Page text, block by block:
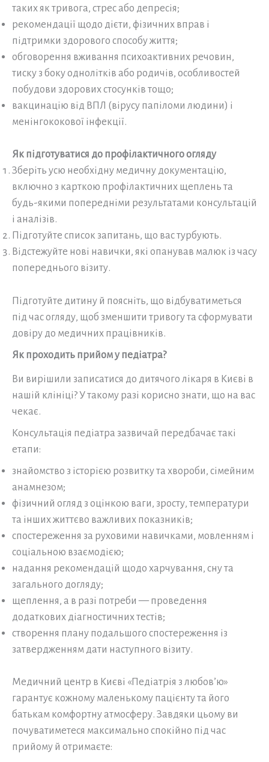
таких як тривога, стрес або депресія;
рекомендації щодо дієти, фізичних вправ і
підтримки здорового способу життя;
обговорення вживання психоактивних речовин,
тиску з боку однолітків або родичів, особливостей
побудови здорових стосунків тощо;
вакцинацію від ВПЛ (вірусу папіломи людини) і
менінгококової інфекції.
Як підготуватися до профілактичного огляду
Зберіть усю необхідну медичну документацію,
включно з карткою профілактичних щеплень та
будь-якими попередніми результатами консультацій
і аналізів.
Підготуйте список запитань, що вас турбують.
Відстежуйте нові навички, які опанував малюк із часу
попереднього візиту.
Підготуйте дитину й поясніть, що відбуватиметься
під час огляду, щоб зменшити тривогу та сформувати
довіру до медичних працівників.
Як проходить прийом у педіатра?
Ви вирішили записатися до дитячого лікаря в Києві в
нашій клініці? У такому разі корисно знати, що на вас
чекає.
Консультація педіатра зазвичай передбачає такі
етапи:
знайомство з історією розвитку та хвороби, сімейним
анамнезом;
фізичний огляд з оцінкою ваги, зросту, температури
та інших життєво важливих показників;
спостереження за руховими навичками, мовленням і
соціальною взаємодією;
надання рекомендацій щодо харчування, сну та
загального догляду;
щеплення, а в разі потреби — проведення
додаткових діагностичних тестів;
створення плану подальшого спостереження із
затвердженням дати наступного візиту.
Медичний центр в Києві «Педіатрія з любов’ю»
гарантує кожному маленькому пацієнту та його
батькам комфортну атмосферу. Завдяки цьому ви
почуватиметеся максимально спокійно під час
прийому й отримаєте: